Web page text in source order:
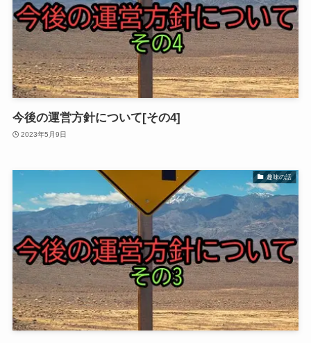
今後の運営方針について[その4]
2023年5月9日
趣味の話